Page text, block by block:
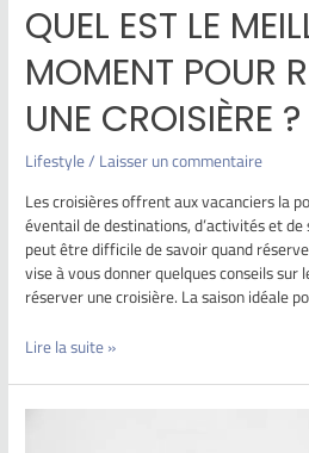
QUEL EST LE
MOMENT POUR
UNE CROISIÈRE ?
Lifestyle/Laisser un commentaire
Les croisières offrent aux vacanciers la
éventail de destinations, d’activités et
peut être difficile de savoir quand
vise à vous donner quelques conseils
réserver une croisière. La saison idéale
Lire la suite »